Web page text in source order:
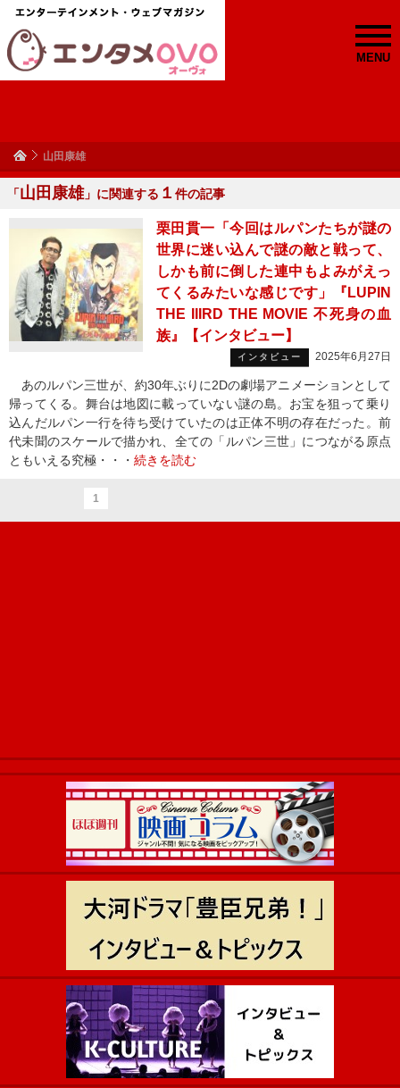
MENU
山田康雄
「山田康雄」に関連する １ 件の記事
栗田貫一「今回はルパンたちが謎の
世界に迷い込んで謎の敵と戦って、
しかも前に倒した連中もよみがえっ
てくるみたいな感じです」『LUPIN
THE IIIRD THE MOVIE 不死身の血
族』【インタビュー】
インタビュー 2025年6月27日
あのルパン三世が、約30年ぶりに2Dの劇場アニメーションとして
帰ってくる。舞台は地図に載っていない謎の島。お宝を狙って乗り
込んだルパン一行を待ち受けていたのは正体不明の存在だった。前
代未聞のスケールで描かれ、全ての「ルパン三世」につながる原点
ともいえる究極・・・ 続きを読む
1